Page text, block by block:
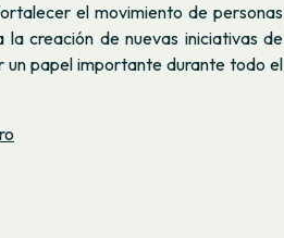
el movimiento de personas
creación de nuevas iniciativas de
un papel importante durante todo el